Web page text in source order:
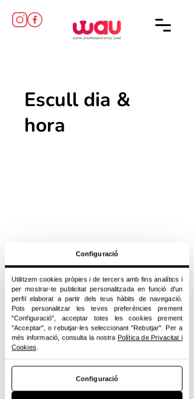
Escull dia &
hora
Configuració
Utilitzem cookies pròpies i de tercers amb fins analítics i
per mostrar-te publicitat personalitzada en funció d'un
perfil elaborat a partir dels teus hàbits de navegació.
Pots personalitzar les teves preferències prement
"Configuració", acceptar totes les cookies prement
"Acceptar", o rebutjar-les seleccionant "Rebutjar". Per a
més informació, consulta la nostraPolítica de Privacitat i
Cookies
Configuració